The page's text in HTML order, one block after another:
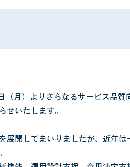
（月）よりさらなるサービス品
いたします。
開してまいりましたが、近年